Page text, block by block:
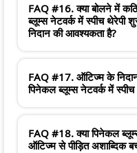
FAQ #16. क्या बोलने में
ब्लूम्स नेटवर्क में स्पीच
निदान की आवश्यकता है?
FAQ #17. ऑटिज्म के
पिनेकल ब्लूम्स नेटवर्क में
FAQ #18. क्या पिनेकल
ऑटिज्म से पीड़ित अशाब्दिक